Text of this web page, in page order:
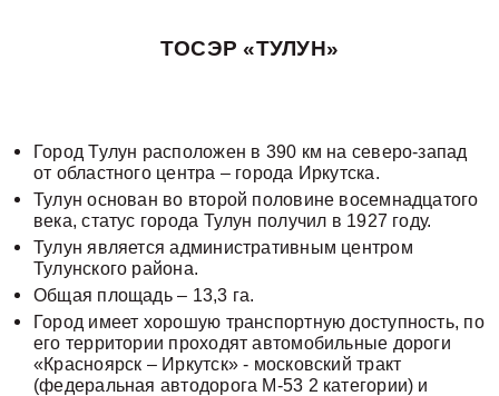
ТОСЭР «ТУЛУН»
Город Тулун расположен в 390 км на северо-запад
от областного центра – города Иркутска.
Тулун основан во второй половине восемнадцатого
века, статус города Тулун получил в 1927 году.
Тулун является административным центром
Тулунского района.
Общая площадь – 13,3 га.
Город имеет хорошую транспортную доступность, по
его территории проходят автомобильные дороги
«Красноярск – Иркутск» - московский тракт
(федеральная автодорога М-53 2 категории) и